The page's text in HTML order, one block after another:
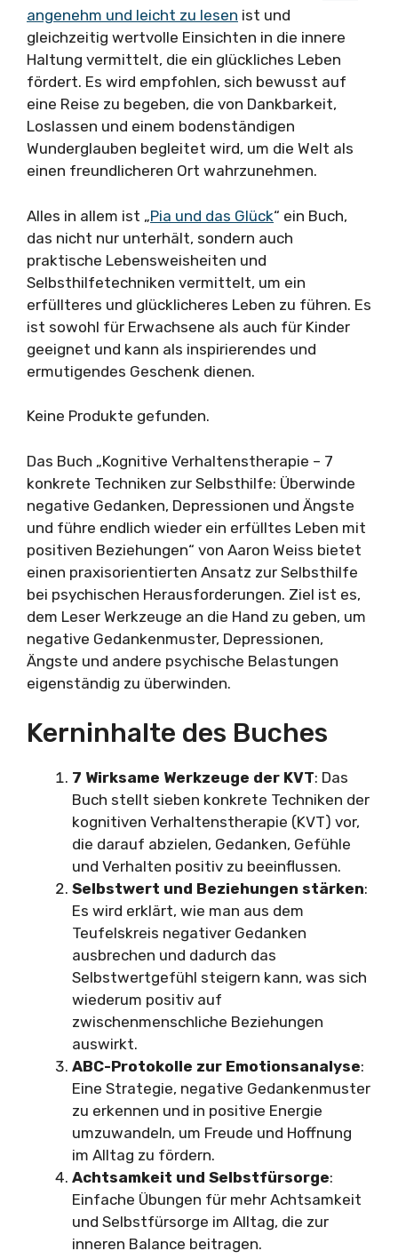
angenehm und leicht zu lesen ist und
gleichzeitig wertvolle Einsichten in die innere
Haltung vermittelt, die ein glückliches Leben
fördert. Es wird empfohlen, sich bewusst auf
eine Reise zu begeben, die von Dankbarkeit,
Loslassen und einem bodenständigen
Wunderglauben begleitet wird, um die Welt als
einen freundlicheren Ort wahrzunehmen.
Alles in allem ist „Pia und das Glück“ ein Buch,
das nicht nur unterhält, sondern auch
praktische Lebensweisheiten und
Selbsthilfetechniken vermittelt, um ein
erfüllteres und glücklicheres Leben zu führen. Es
ist sowohl für Erwachsene als auch für Kinder
geeignet und kann als inspirierendes und
ermutigendes Geschenk dienen.
Keine Produkte gefunden.
Das Buch „Kognitive Verhaltenstherapie – 7
konkrete Techniken zur Selbsthilfe: Überwinde
negative Gedanken, Depressionen und Ängste
und führe endlich wieder ein erfülltes Leben mit
positiven Beziehungen“ von Aaron Weiss bietet
einen praxisorientierten Ansatz zur Selbsthilfe
bei psychischen Herausforderungen. Ziel ist es,
dem Leser Werkzeuge an die Hand zu geben, um
negative Gedankenmuster, Depressionen,
Ängste und andere psychische Belastungen
eigenständig zu überwinden.
Kerninhalte des Buches
7 Wirksame Werkzeuge der KVT: Das
Buch stellt sieben konkrete Techniken der
kognitiven Verhaltenstherapie (KVT) vor,
die darauf abzielen, Gedanken, Gefühle
und Verhalten positiv zu beeinflussen.
Selbstwert und Beziehungen stärken:
Es wird erklärt, wie man aus dem
Teufelskreis negativer Gedanken
ausbrechen und dadurch das
Selbstwertgefühl steigern kann, was sich
wiederum positiv auf
zwischenmenschliche Beziehungen
auswirkt.
ABC-Protokolle zur Emotionsanalyse:
Eine Strategie, negative Gedankenmuster
zu erkennen und in positive Energie
umzuwandeln, um Freude und Hoffnung
im Alltag zu fördern.
Achtsamkeit und Selbstfürsorge:
Einfache Übungen für mehr Achtsamkeit
und Selbstfürsorge im Alltag, die zur
inneren Balance beitragen.